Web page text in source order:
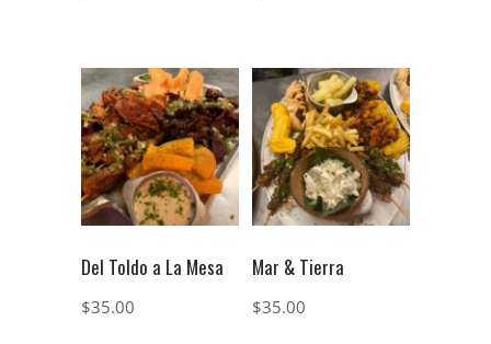
Del Toldo a La Mesa
$35.00
Mar & Tierra
$35.00